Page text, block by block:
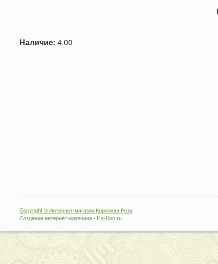
(Комментарии с
Наличие: 4.00
Copyright © Интернет-магазин Королева Роза
Создание интернет-магазина- Ra-Don.ru